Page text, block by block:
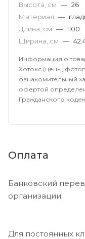
Высота, см — 26
Материал —
Длина, см — 1100
Ширина, см —
Информация о
Хотокс (цены,
ознакомительный
офертой
Гражданского
Оплата
Банковский
организации.
Для постоянных